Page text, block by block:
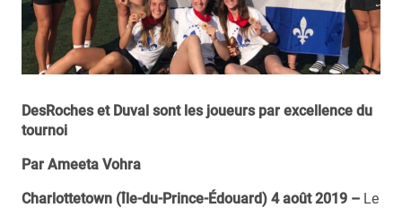
DesRoches et Duval sont les joueurs par excellence du
tournoi
Par Ameeta Vohra
Charlottetown (Île-du-Prince-Édouard) 4 août 2019 – Le